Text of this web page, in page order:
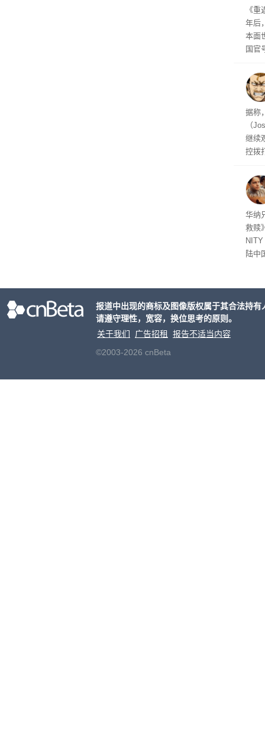
年
《
年后
本面
国官
的
据称
（
继续
控拨
一
恐怖
华纳
救赎
陆中
报道中出现的商标及图像版权属于其合法持
请遵守理性，宽容，换位思考的原则。
关于我们
广告招租
报告不适当内容
©2003-2026 cnBeta